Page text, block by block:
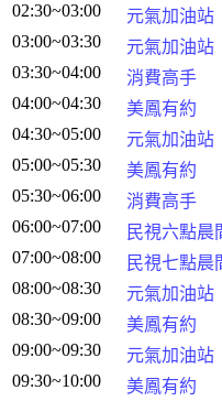
02:30~03:00
元氣加油站
03:00~03:30
元氣加油站
03:30~04:00
消費高手
04:00~04:30
美鳳有約
04:30~05:00
元氣加油站
05:00~05:30
美鳳有約
05:30~06:00
消費高手
06:00~07:00
民視六點晨
07:00~08:00
民視七點晨
08:00~08:30
元氣加油站
08:30~09:00
美鳳有約
09:00~09:30
元氣加油站
09:30~10:00
美鳳有約